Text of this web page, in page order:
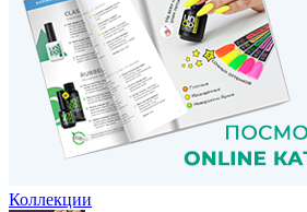
Коллекции